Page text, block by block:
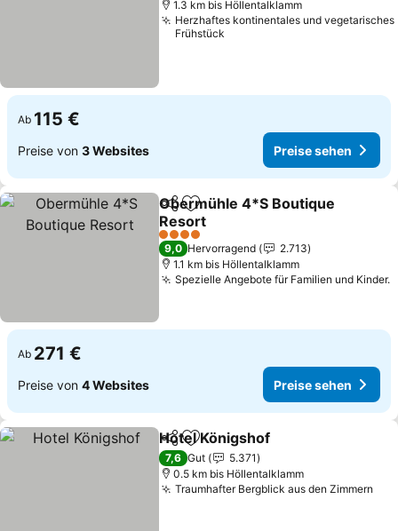
1.3 km bis Höllentalklamm
Herzhaftes kontinentales und vegetarisches
Frühstück
Ab 115 €
Preise von 3 Websites Preise sehen
TeilenZu Favoriten hinzufügen
Obermühle 4*S Boutique
Resort
Preise sehen
4 Sterne
9,0 Hervorragend
2.713
1.1 km bis Höllentalklamm
Spezielle Angebote für Familien und Kinder.
Ab 271 €
Preise von 4 Websites Preise sehen
TeilenZu Favoriten hinzufügen
Hotel Königshof
7,6 Gut
5.371
0.5 km bis Höllentalklamm
Traumhafter Bergblick aus den Zimmern